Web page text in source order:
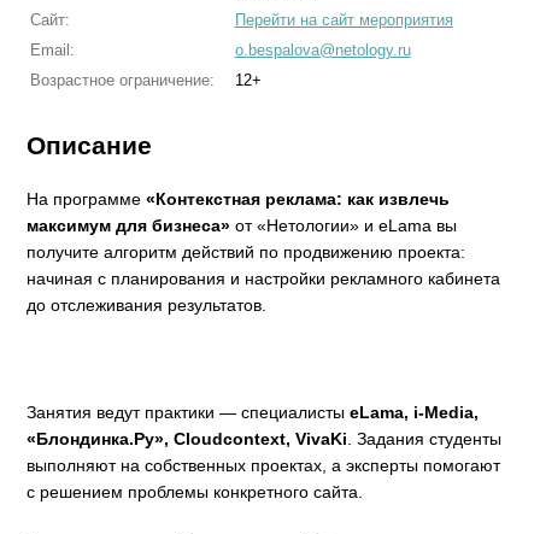
Сайт:
Перейти на сайт мероприятия
Email:
o.bespalova@netology.ru
Возрастное ограничение:
12+
Описание
На программе«Контекстная реклама: как извлечь
максимум для бизнеса» от «Нетологии» и eLama вы
получите алгоритм действий по продвижению проекта:
начиная с планирования и настройки рекламного кабинета
до отслеживания результатов.
Занятия ведут практики — специалистыeLama, i-Media,
«Блондинка.Ру», Cloudcontext, VivaKi . Задания студенты
выполняют на собственных проектах, а эксперты помогают
с решением проблемы конкретного сайта.